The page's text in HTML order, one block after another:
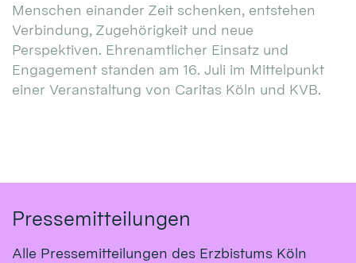
Menschen einander Zeit schenken, entstehen
Verbindung, Zugehörigkeit und neue
Perspektiven. Ehrenamtlicher Einsatz und
Engagement standen am 16. Juli im Mittelpunkt
einer Veranstaltung von Caritas Köln und KVB.
Pressemitteilungen
Alle Pressemitteilungen des Erzbistums Köln